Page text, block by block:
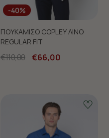
-40%
ΠΟΥΚΑΜΙΣΟ COPLEY ΛΙΝΟ
REGULAR FIT
€110,00 €66,00